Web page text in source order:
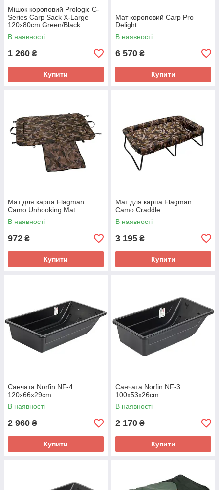
Мішок короповий Prologic C-
Series Carp Sack X-Large
120x80cm Green/Black
В наявності
1 260 ₴
Купити
Мат короповий Carp Pro
Delight
В наявності
6 570 ₴
Купити
Мат для карпа Flagman
Camo Unhooking Mat
В наявності
972 ₴
Купити
Мат для карпа Flagman
Camo Craddle
В наявності
3 195 ₴
Купити
Санчата Norfin NF-4
120x66x29cm
В наявності
2 960 ₴
Купити
Санчата Norfin NF-3
100x53x26cm
В наявності
2 170 ₴
Купити